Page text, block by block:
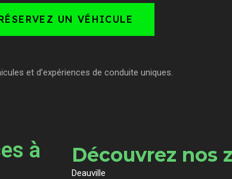
UN VÉHICULE
et d’expériences de conduite uniques.
à
Découvrez nos
Deauville